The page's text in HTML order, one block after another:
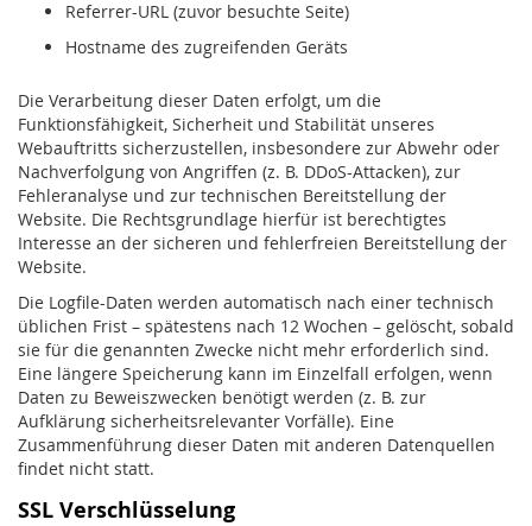
Referrer-URL (zuvor besuchte Seite)
Hostname des zugreifenden Geräts
Die Verarbeitung dieser Daten erfolgt, um die
Funktionsfähigkeit, Sicherheit und Stabilität unseres
Webauftritts sicherzustellen, insbesondere zur Abwehr oder
Nachverfolgung von Angriffen (z. B. DDoS-Attacken), zur
Fehleranalyse und zur technischen Bereitstellung der
Website. Die Rechtsgrundlage hierfür ist berechtigtes
Interesse an der sicheren und fehlerfreien Bereitstellung der
Website.
Die Logfile-Daten werden automatisch nach einer technisch
üblichen Frist – spätestens nach 12 Wochen – gelöscht, sobald
sie für die genannten Zwecke nicht mehr erforderlich sind.
Eine längere Speicherung kann im Einzelfall erfolgen, wenn
Daten zu Beweiszwecken benötigt werden (z. B. zur
Aufklärung sicherheitsrelevanter Vorfälle). Eine
Zusammenführung dieser Daten mit anderen Datenquellen
findet nicht statt.
SSL Verschlüsselung